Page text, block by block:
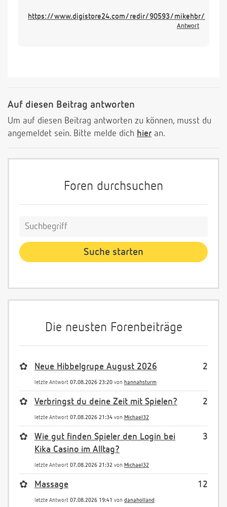
https://www.digistore24.com/redir/90593/mikehbr/
Antwort
Auf diesen Beitrag antworten
Um auf diesen Beitrag antworten zu können, musst du
angemeldet sein. Bitte melde dich hier an.
Foren durchsuchen
Die neusten Forenbeiträge
2
✿ Neue Hibbelgrupe August 2026
letzte Antwort 07.08.2026 23:20 von hannahsturm
2
✿ Verbringst du deine Zeit mit Spielen?
letzte Antwort 07.08.2026 21:34 von Michael32
3
✿
Wie gut finden Spieler den Login bei
Kika Casino im Alltag?
letzte Antwort 07.08.2026 21:32 von Michael32
12
✿ Massage
letzte Antwort 07.08.2026 19:41 von danaholland